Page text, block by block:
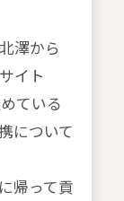
澤から
イト
ている
について
帰って貢